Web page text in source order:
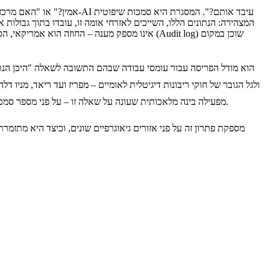
המסגרות אמנם שונות, אך השאלה נותרת בעינה. BrainPack מפעילה בינה מלאכותית שעונה על שאלה זו – על פני מספר סמכויות שיפוט, עם שכבת תפעול אחת המנתבת באופן אוטומטי כל עומס עבודה לאזור הנכון.